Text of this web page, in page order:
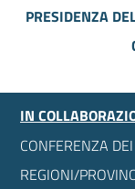
PRESIDENZA
IN
CONFERENZA
REGIONI/